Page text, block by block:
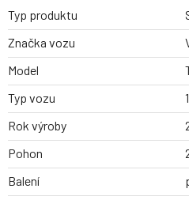
Typ produktu
Značka vozu
Model
Typ vozu
Rok výroby
Pohon
Balení